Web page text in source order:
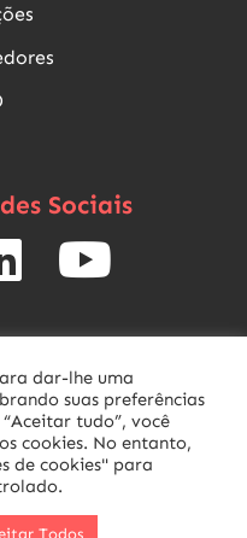
Sociais
Termos de uso
dar-lhe uma
suas preferências
tudo”, você
cookies. No entanto,
de cookies" para
Todos